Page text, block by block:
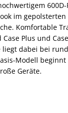
im
Komfortable
Plus und
dabei bei
Modell
Geräte.